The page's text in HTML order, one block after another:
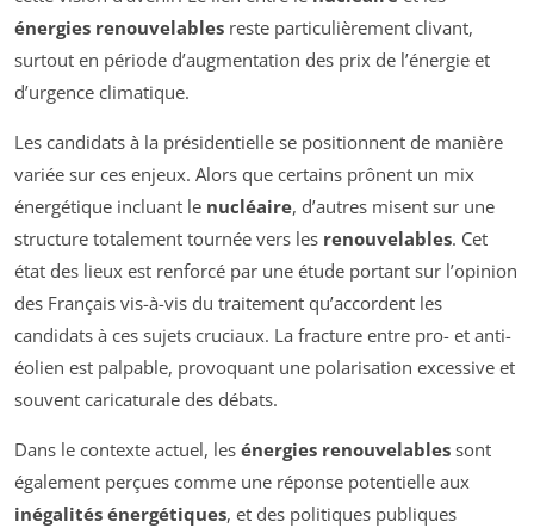
énergies renouvelables reste particulièrement clivant,
surtout en période d’augmentation des prix de l’énergie et
d’urgence climatique.
Les candidats à la présidentielle se positionnent de manière
variée sur ces enjeux. Alors que certains prônent un mix
énergétique incluant le nucléaire, d’autres misent sur une
structure totalement tournée vers les renouvelables. Cet
état des lieux est renforcé par une étude portant sur l’opinion
des Français vis-à-vis du traitement qu’accordent les
candidats à ces sujets cruciaux. La fracture entre pro- et anti-
éolien est palpable, provoquant une polarisation excessive et
souvent caricaturale des débats.
Dans le contexte actuel, les énergies renouvelables sont
également perçues comme une réponse potentielle aux
inégalités énergétiques, et des politiques publiques